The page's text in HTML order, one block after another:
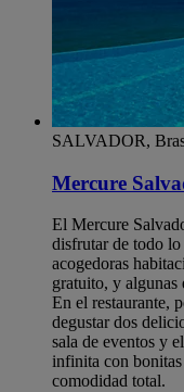
SALVADOR,
Mercure
El Mercure
disfrutar de todo lo
acogedoras
gratuito, y algunas
En el restaurante,
degustar dos
sala de eventos y
infinita con
comodidad total.